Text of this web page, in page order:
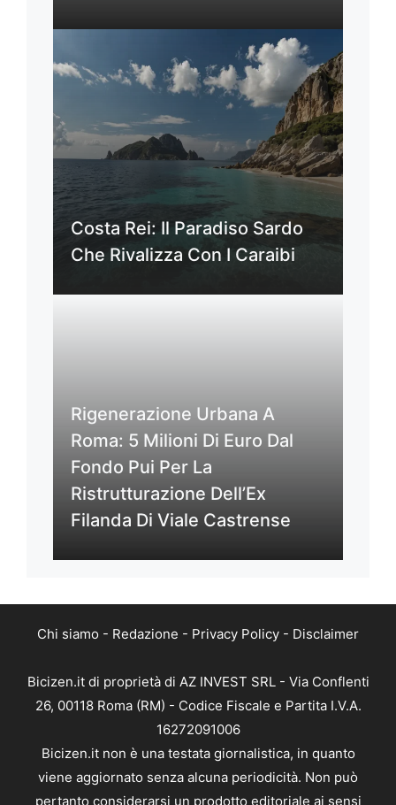
Costa Rei: Il Paradiso Sardo
Che Rivalizza Con I Caraibi
Rigenerazione Urbana A
Roma: 5 Milioni Di Euro Dal
Fondo Pui Per La
Ristrutturazione Dell’Ex
Filanda Di Viale Castrense
Chi siamo - Redazione - Privacy Policy - Disclaimer
Bicizen.it di proprietà di AZ INVEST SRL - Via Conflenti
26, 00118 Roma (RM) - Codice Fiscale e Partita I.V.A.
16272091006
Bicizen.it non è una testata giornalistica, in quanto
viene aggiornato senza alcuna periodicità. Non può
pertanto considerarsi un prodotto editoriale ai sensi